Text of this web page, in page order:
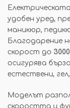
удобен уред,
маникюр,
Благодарение
скорост до
осигурява
естествени,
Моделът
скоростта и